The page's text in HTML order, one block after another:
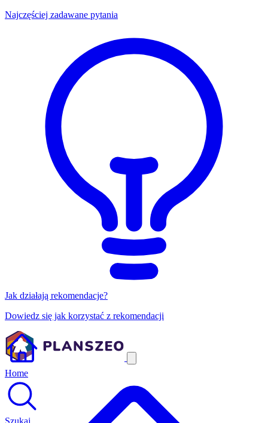
Najczęściej zadawane pytania
Jak działają rekomendacje?
Dowiedz się jak korzystać z rekomendacji
Home
Szukaj